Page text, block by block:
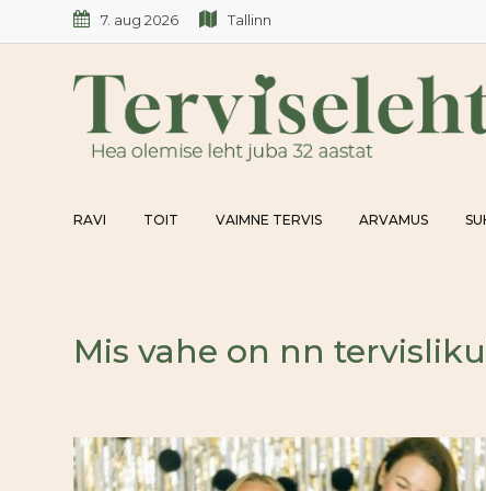
to
7. aug 2026 Tallinn
RAVI TOIT VAIMNE TERVIS ARVAMUS
Mis vahe on nn